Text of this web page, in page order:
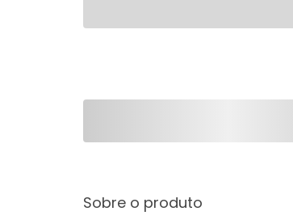
Sobre o produto